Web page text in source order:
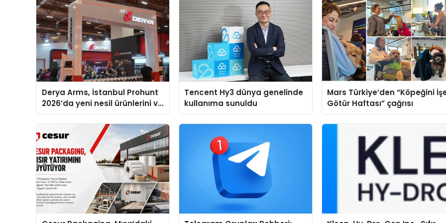
Derya Arms, İstanbul Prohunt
2026’da yeni nesil ürünlerini ve
global marka vizyonunu
sergiledi
Tencent Hy3 dünya genelinde
kullanıma sunuldu
Mars Türkiye’den “Köpeğini
Götür Haftası” çağrısı